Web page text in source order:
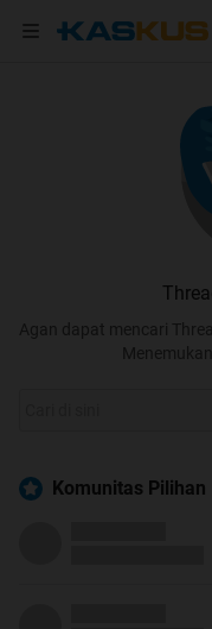
Agan dapat mencari
Komunitas Pilihan